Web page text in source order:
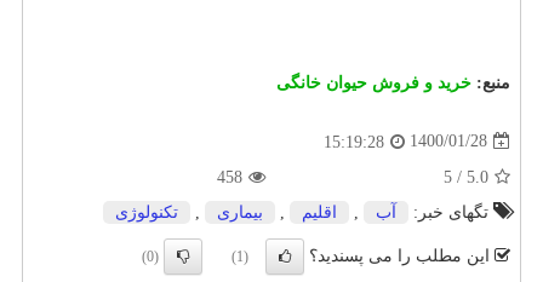
منبع: خرید و فروش حیوان خانگی
1400/01/28
15:19:28
5.0
/
5
458
تگهای خبر:
آب اقلیم بیماری تكنولوژی
این مطلب را می پسندید؟ (1)
(0)